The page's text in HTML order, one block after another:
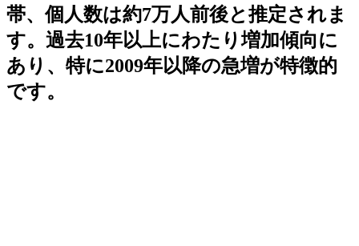
帯、個人数は約7万人前後と推定されま
す。過去10年以上にわたり増加傾向に
あり、特に2009年以降の急増が特徴的
です。